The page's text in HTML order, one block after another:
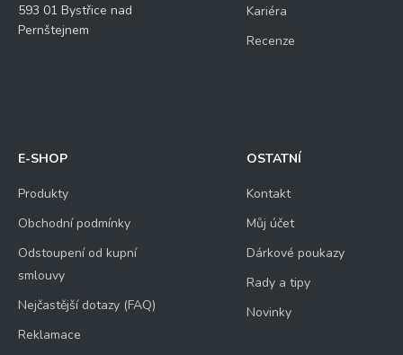
593 01 Bystřice nad
Pernštejnem
Kariéra
Recenze
E-SHOP
Produkty
Obchodní podmínky
Odstoupení od kupní
smlouvy
Nejčastější dotazy (FAQ)
Reklamace
OSTATNÍ
Kontakt
Můj účet
Dárkové poukazy
Rady a tipy
Novinky